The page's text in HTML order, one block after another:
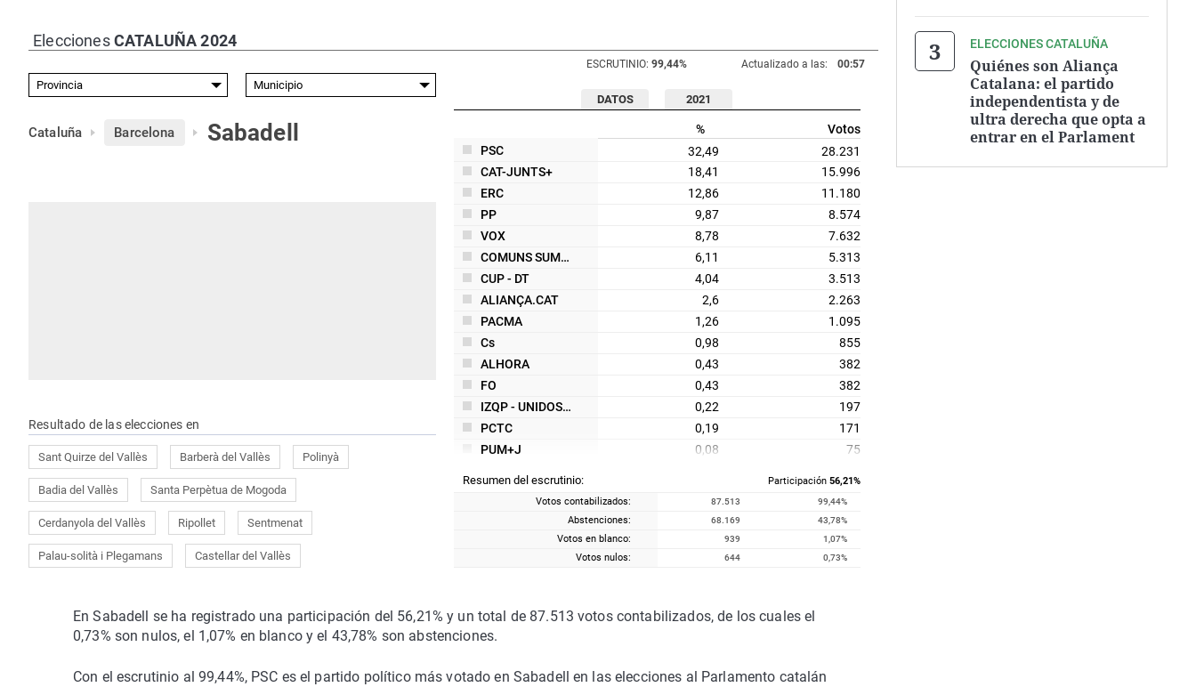
EleccionesCATALUÑA 2024
ESCRUTINIO: 99,44% Actualizado a las: 00:57
Cataluña Barcelona Sabadell
Resultado de las elecciones en
Sant Quirze del Vallès Barberà del Vallès Polinyà
Badia del Vallès Santa Perpètua de Mogoda
Cerdanyola del Vallès Ripollet Sentmenat
Palau-solità i Plegamans Castellar del Vallès
DATOS 2021
%
Votos
PSC
32,49
28.231
CAT-JUNTS+
18,41
15.996
ERC
12,86
11.180
PP
9,87
8.574
VOX
8,78
7.632
COMUNS SUMAR
6,11
5.313
CUP - DT
4,04
3.513
ALIANÇA.CAT
2,6
2.263
PACMA
1,26
1.095
Cs
0,98
855
ALHORA
0,43
382
FO
0,43
382
IZQP - UNIDOS - DEf
0,22
197
PCTC
0,19
171
PUM+J
0,08
75
Resumen del escrutinio: Participación 56,21%
Votos contabilizados:
87.513 99,44%
Abstenciones: 68.169 43,78%
Votos en blanco: 939 1,07%
Votos nulos: 644 0,73%
En Sabadell se ha registrado una participación del 56,21% y un total de 87.513 votos contabilizados, de los cuales el
0,73% son nulos, el 1,07% en blanco y el 43,78% son abstenciones.
Con el escrutinio al 99,44%, PSC es el partido político más votado en Sabadell en las elecciones al Parlamento catalán
ELECCIONES CATALUÑA
Quiénes son Aliança
Catalana: el partido
independentista y de
ultra derecha que opta a
entrar en el Parlament